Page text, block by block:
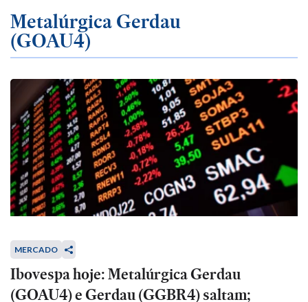
Metalúrgica Gerdau
(GOAU4)
MERCADO
Ibovespa hoje: Metalúrgica Gerdau
(GOAU4) e Gerdau (GGBR4) saltam;